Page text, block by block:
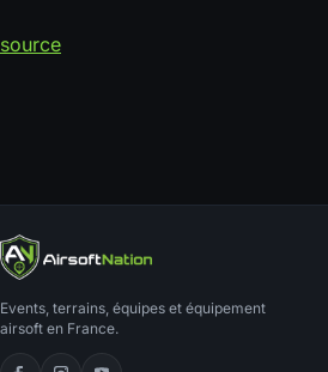
source
Events, terrains, équipes et équipement
airsoft en France.